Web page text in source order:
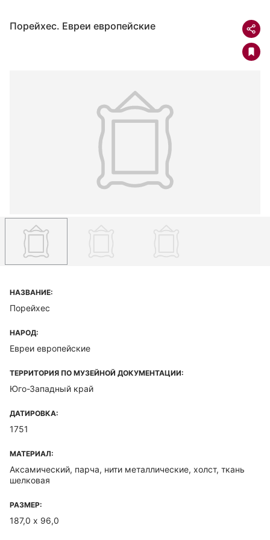
Порейхес. Евреи европейские
НАЗВАНИЕ:
Порейхес
НАРОД:
Евреи европейские
ТЕРРИТОРИЯ ПО МУЗЕЙНОЙ ДОКУМЕНТАЦИИ:
Юго-Западный край
ДАТИРОВКА:
1751
МАТЕРИАЛ:
Аксамический, парча, нити металлические, холст, ткань
шелковая
РАЗМЕР:
187,0 х 96,0